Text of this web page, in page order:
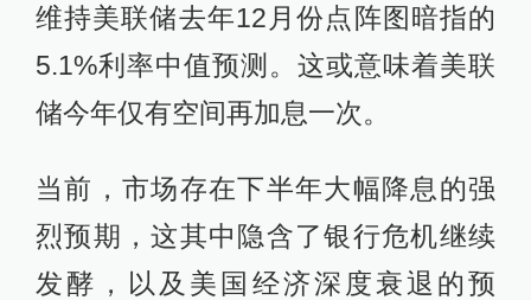
维持美联储去年12月份点阵图暗指的
5.1%利率中值预测。这或意味着美联
储今年仅有空间再加息一次。
当前，市场存在下半年大幅降息的强
烈预期，这其中隐含了银行危机继续
发酵，以及美国经济深度衰退的预